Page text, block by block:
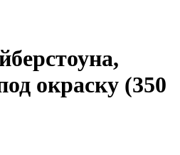
окраску (350